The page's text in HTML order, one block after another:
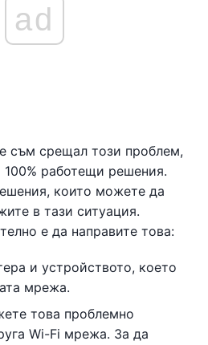
ad
съм срещал този проблем,
работещи решения.
които можете да
в тази ситуация.
е да направите това:
и устройството, което
мрежа.
това проблемно
Wi-Fi мрежа. За да